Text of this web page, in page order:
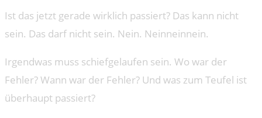
Ist das jetzt gerade wirklich passiert? Das kann nicht
sein. Das darf nicht sein. Nein. Neinneinnein.
Irgendwas muss schiefgelaufen sein. Wo war der
Fehler? Wann war der Fehler? Und was zum Teufel ist
überhaupt passiert?